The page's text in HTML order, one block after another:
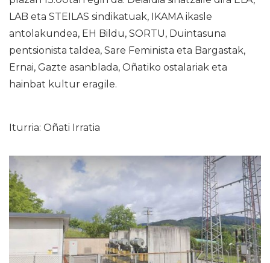
LAB eta STEILAS sindikatuak, IKAMA ikasle
antolakundea, EH Bildu, SORTU, Duintasuna
pentsionista taldea, Sare Feminista eta Bargastak,
Ernai, Gazte asanblada, Oñatiko ostalariak eta
hainbat kultur eragile.
Iturria: Oñati Irratia